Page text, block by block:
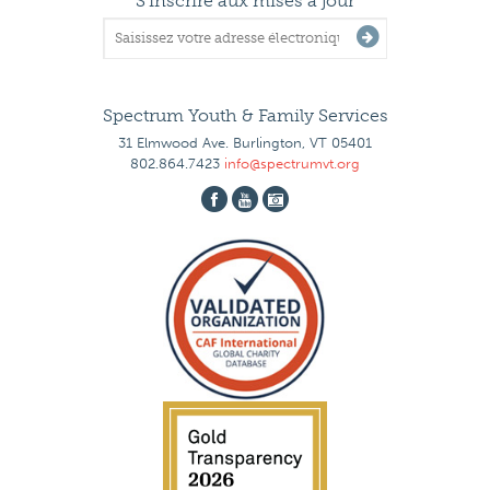
Spectrum Youth & Family Services
31 Elmwood Ave. Burlington, VT 05401
802.864.7423 info@spectrumvt.org